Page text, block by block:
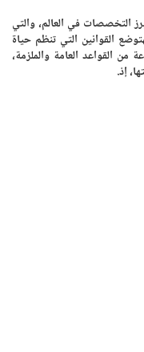
التخصصات في العالم، والتي
القوانين التي تنظم حياة
القواعد العامة والملزمة،
إذ.